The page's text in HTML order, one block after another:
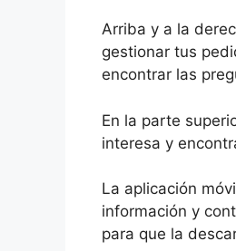
Arriba y a la
gestionar tus
encontrar las
En la parte
interesa y
La aplicación
información y
para que la